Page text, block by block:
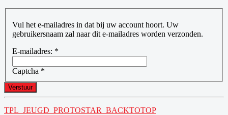
Vul het e-mailadres in dat bij uw account hoort. Uw
gebruikersnaam zal naar dit e-mailadres worden verzonden.
E-mailadres: *
Captcha *
Verstuur
TPL_JEUGD_PROTOSTAR_BACKTOTOP